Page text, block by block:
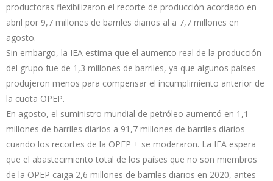
productoras flexibilizaron el recorte de producción acordado en
abril por 9,7 millones de barriles diarios al a 7,7 millones en
agosto.
Sin embargo, la IEA estima que el aumento real de la producción
del grupo fue de 1,3 millones de barriles, ya que algunos países
produjeron menos para compensar el incumplimiento anterior de
la cuota OPEP.
En agosto, el suministro mundial de petróleo aumentó en 1,1
millones de barriles diarios a 91,7 millones de barriles diarios
cuando los recortes de la OPEP + se moderaron. La IEA espera
que el abastecimiento total de los países que no son miembros
de la OPEP caiga 2,6 millones de barriles diarios en 2020, antes